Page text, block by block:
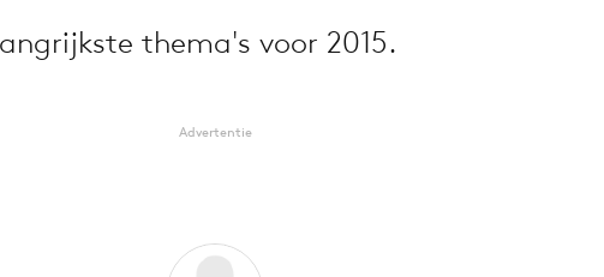
thema's voor 2015.
Advertentie